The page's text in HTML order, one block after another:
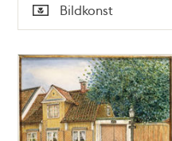
Tid
Typ
Bildkonst